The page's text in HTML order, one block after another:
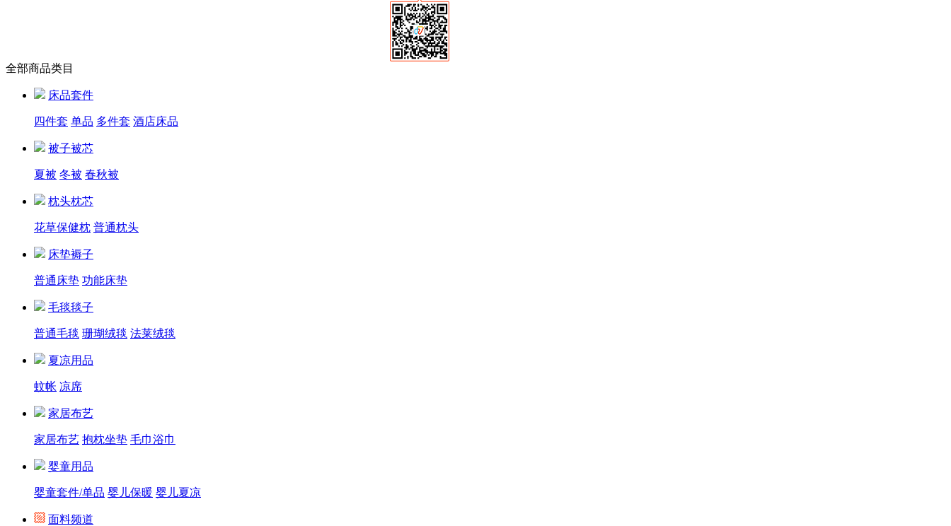
全部商品类目
床品套件
四件套 单品 多件套 酒店床品
被子被芯
夏被 冬被 春秋被
枕头枕芯
花草保健枕 普通枕头
床垫褥子
普通床垫 功能床垫
毛毯毯子
普通毛毯 珊瑚绒毯 法莱绒毯
夏凉用品
蚊帐 凉席
家居布艺
家居布艺 抱枕坐垫 毛巾浴巾
婴童用品
婴童套件/单品 婴儿保暖 婴儿夏凉
面料频道